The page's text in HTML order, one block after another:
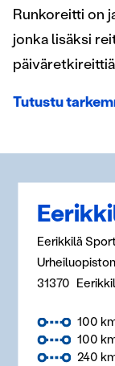
Runkoreitti on
jonka lisäksi
päiväretkireittiä
Tutustu
Eerikkilä
31370
100
100
240